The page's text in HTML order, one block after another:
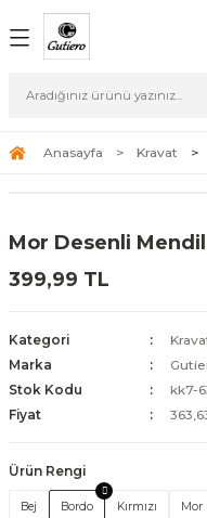
Anasayfa Kravat
Mor Desenli
399,99 TL
Kategori
Marka
Stok Kodu
kk7-
Fiyat
Ürün Rengi
Bej Bordo Kırmızı Mor